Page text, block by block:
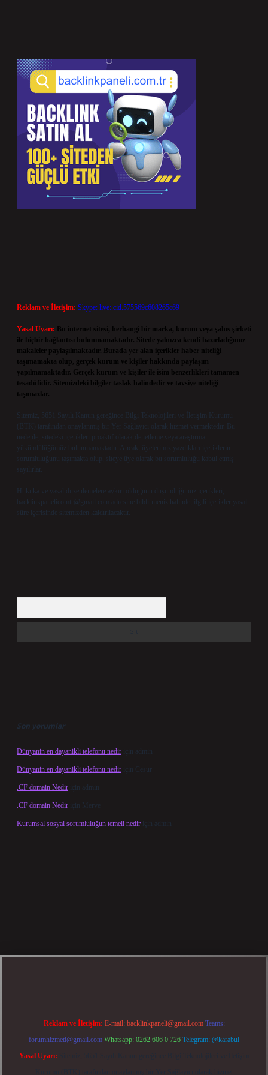
Reklam ve İletişim: Skype: live:.cid.575569c608265c69
Yasal Uyarı:
Bu internet sitesi, herhangi bir marka, kurum veya şahıs şirketi
ile hiçbir bağlantısı bulunmamaktadır. Sitede yalnızca kendi hazırladığımız
makaleler paylaşılmaktadır. Burada yer alan içerikler haber niteliği
taşımamakta olup, gerçek kurum ve kişiler hakkında paylaşım
yapılmamaktadır. Gerçek kurum ve kişiler ile isim benzerlikleri tamamen
tesadüfidir. Sitemizdeki bilgiler taslak halindedir ve tavsiye niteliği
taşımazlar.
Sitemiz, 5651 Sayılı Kanun gereğince Bilgi Teknolojileri ve İletişim Kurumu
(BTK) tarafından onaylanmış bir Yer Sağlayıcı olarak hizmet vermektedir. Bu
nedenle, sitedeki içerikleri proaktif olarak denetleme veya araştırma
yükümlülüğümüz bulunmamaktadır. Ancak, üyelerimiz yazdıkları içeriklerin
sorumluluğunu taşımakta olup, siteye üye olarak bu sorumluluğu kabul etmiş
sayılırlar.
Hukuka ve yasal düzenlemelere aykırı olduğunu düşündüğünüz içerikleri,
backlinkpanelicomtr@gmail.com adresine bildirmeniz halinde, ilgili içerikler yasal
süre içerisinde sitemizden kaldırılacaktır.
Son yorumlar
Dünyanin en dayanikli telefonu nedir için admin
Dünyanin en dayanikli telefonu nedir için Cesur
.CF domain Nedir için admin
.CF domain Nedir için Merve
Kurumsal sosyal sorumluluğun temeli nedir için admin
girişbetexper bahis
Reklam ve İletişim: E-mail: backlinkpaneli@gmail.com Teams:
forumhizmeti@gmail.com Whatsapp: 0262 606 0 726 Telegram: @karabul
Yasal Uyarı: